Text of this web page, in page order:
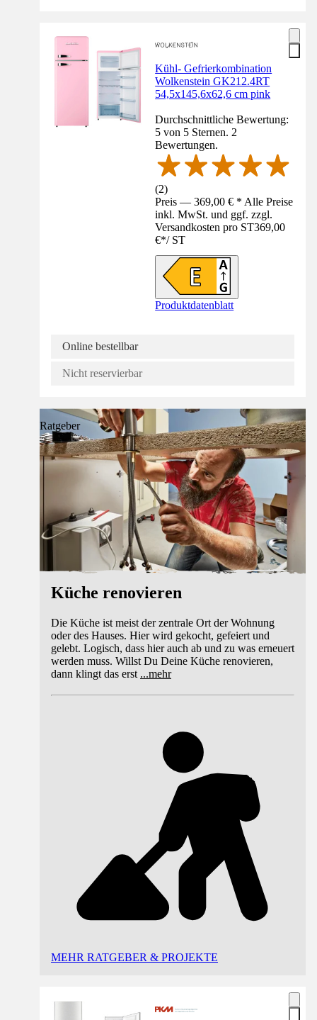
Kühl- Gefrierkombination
Wolkenstein GK212.4RT
54,5x145,6x62,6 cm pink
Durchschnittliche Bewertung:
5 von 5 Sternen. 2
Bewertungen.
(2)
Preis — 369,00 € * Alle Preise
inkl. MwSt. und ggf. zzgl.
Versandkosten pro ST369,00
€*/ ST
Produktdatenblatt
Online bestellbar
Nicht reservierbar
Ratgeber
Küche renovieren
Die Küche ist meist der zentrale Ort der Wohnung
oder des Hauses. Hier wird gekocht, gefeiert und
gelebt. Logisch, dass hier auch ab und zu was erneuert
werden muss. Willst Du Deine Küche renovieren,
dann klingt das erst ...mehr
MEHR RATGEBER & PROJEKTE